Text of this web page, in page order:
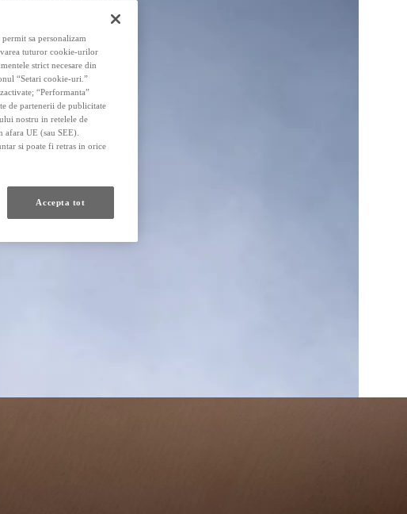
sa personalizam
tuturor cookie-urilor
strict necesare din
“Setari cookie-uri.”
“Performanta”
de partenerii de publicitate
nostru in retelele de
afara UE (sau SEE).
si poate fi retras in orice
Accepta tot